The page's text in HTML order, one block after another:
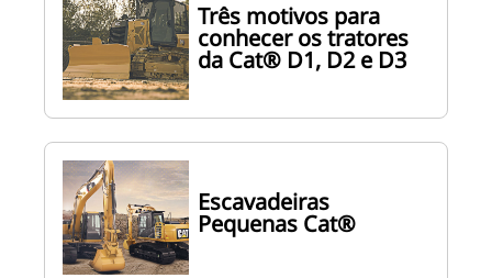
Três motivos para
conhecer os tratores
da Cat® D1, D2 e D3
Escavadeiras
Pequenas Cat®